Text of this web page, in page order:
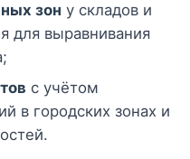
зон у складов и
для выравнивания
с учётом
в городских зонах и